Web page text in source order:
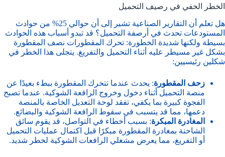
الخطر الخفي في رصيف التحميل
هل تعلم أن التقارير الصناعية تشير إلى أن حوالي 25% من حوادث
المستودعات تحدث في أرصفة التحميل؟ قد تبدو أسباب هذه الحوادث
بسيطة ولكنها شديدة الخطورة: تحرك المقطورات نصف المقطورة
بشكل غير مسيطر عليه أثناء التحميل والتفريغ. يتجلى هذا الخطر في
شكلين رئيسيين:
زحف المقطورة: يحدث عندما تتحرك المقطورة ببطء بعيدًا عن
منصة التحميل أثناء دخول وخروج الرافعة الشوكية. عندما تصبح
الفجوة كبيرة بما يكفي، تفقد لوحة التعديل الخاصة بالمنصة
دعمها، مما قد يتسبب في سقوط الرافعة الشوكية والبضائع.
المغادرة المبكرة: بسبب أخطاء في التواصل، قد يقوم سائق
الشاحنة بمغادرة المقطورة مبكرًا قبل اكتمال عمليات التحميل
أو التفريغ، مما يعرض مشغلي الرافعات الشوكية لخطر شديد.